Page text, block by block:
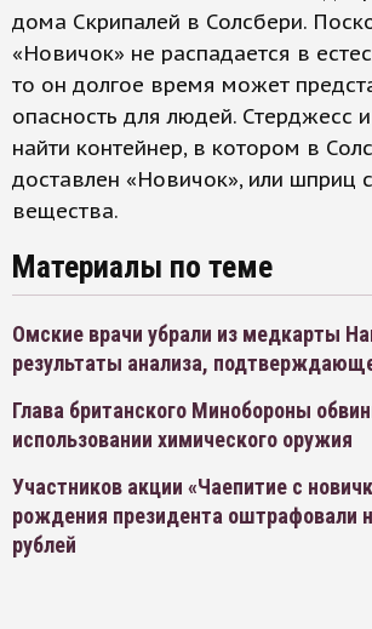
дома Скрипалей в Солсбери.
«Новичок» не распадается в
то он долгое время может
опасность для людей. Стерджесс
найти контейнер, в котором в
доставлен «Новичок», или шприц
вещества.
Материалы по теме
Омские врачи убрали из медкарты
результаты анализа,
Глава британского Минобороны
использовании химического оружия
Участников акции «Чаепитие с
рождения президента оштрафовали
рублей